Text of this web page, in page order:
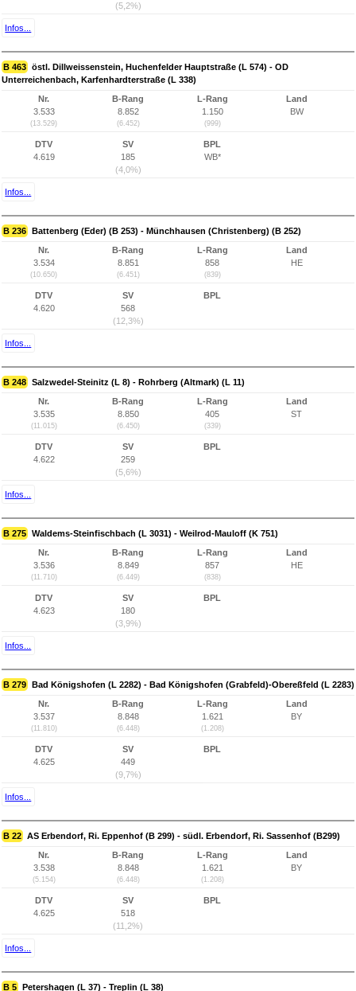
(5,2%)
Infos...
B 463 östl. Dillweissenstein, Huchenfelder Hauptstraße (L 574) - OD
Unterreichenbach, Karfenhardterstraße (L 338)
Nr.
3.533
(13.529)
B-Rang
8.852
(6.452)
L-Rang
1.150
(999)
Land
BW
DTV
4.619
SV
185
(4,0%)
BPL
WB*
Infos...
B 236 Battenberg (Eder) (B 253) - Münchhausen (Christenberg) (B 252)
Nr.
3.534
(10.650)
B-Rang
8.851
(6.451)
L-Rang
858
(839)
Land
HE
DTV
4.620
SV
568
(12,3%)
BPL
Infos...
B 248 Salzwedel-Steinitz (L 8) - Rohrberg (Altmark) (L 11)
Nr.
3.535
(11.015)
B-Rang
8.850
(6.450)
L-Rang
405
(339)
Land
ST
DTV
4.622
SV
259
(5,6%)
BPL
Infos...
B 275 Waldems-Steinfischbach (L 3031) - Weilrod-Mauloff (K 751)
Nr.
3.536
(11.710)
B-Rang
8.849
(6.449)
L-Rang
857
(838)
Land
HE
DTV
4.623
SV
180
(3,9%)
BPL
Infos...
B 279 Bad Königshofen (L 2282) - Bad Königshofen (Grabfeld)-Obereßfeld (L 2283)
Nr.
3.537
(11.810)
B-Rang
8.848
(6.448)
L-Rang
1.621
(1.208)
Land
BY
DTV
4.625
SV
449
(9,7%)
BPL
Infos...
B 22 AS Erbendorf, Ri. Eppenhof (B 299) - südl. Erbendorf, Ri. Sassenhof (B299)
Nr.
3.538
(5.154)
B-Rang
8.848
(6.448)
L-Rang
1.621
(1.208)
Land
BY
DTV
4.625
SV
518
(11,2%)
BPL
Infos...
B 5 Petershagen (L 37) - Treplin (L 38)